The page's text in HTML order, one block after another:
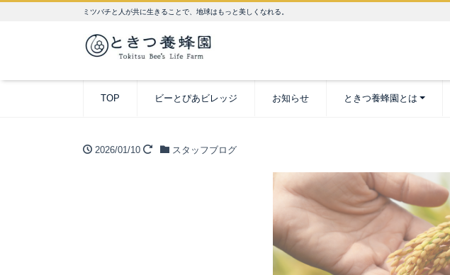
ミツバチと人が共に生きることで、地球はもっと美しくなれる。
TOP ビーとぴあビレッジ お知らせ ときつ養蜂園とは
2026/01/10 スタッフブログ